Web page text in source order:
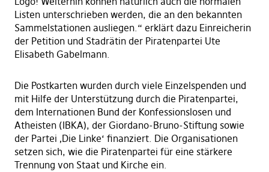
Listen unterschrieben werden, die an den bekannten
Sammelstationen ausliegen.“ erklärt dazu Einreicherin
der Petition und Stadrätin der Piratenpartei Ute
Elisabeth Gabelmann.
Die Postkarten wurden durch viele Einzelspenden und
mit Hilfe der Unterstützung durch die Piratenpartei,
dem Internationen Bund der Konfessionslosen und
Atheisten (IBKA), der Giordano-Bruno-Stiftung sowie
der Partei ‚Die Linke‘ finanziert. Die Organisationen
setzen sich, wie die Piratenpartei für eine stärkere
Trennung von Staat und Kirche ein.